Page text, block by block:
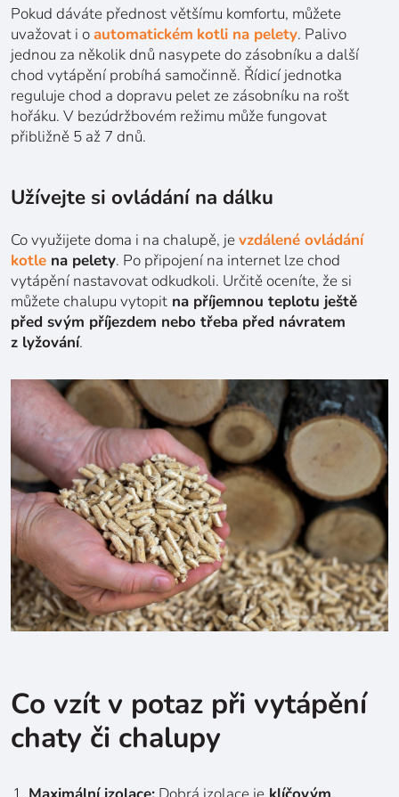
Pokud dáváte přednost většímu komfortu, můžete
uvažovat i oautomatickém kotli na pelety. Palivo
jednou za několik dnů nasypete do zásobníku a další
chod vytápění probíhá samočinně. Řídicí jednotka
reguluje chod a dopravu pelet ze zásobníku na rošt
hořáku. V bezúdržbovém režimu může fungovat
přibližně 5 až 7 dnů.
Užívejte si ovládání na dálku
Co využijete doma i na chalupě, jevzdálené ovládání
kotle na pelety. Po připojení na internet lze chod
vytápění nastavovat odkudkoli. Určitě oceníte, že si
můžete chalupu vytopit na příjemnou teplotu ještě
před svým příjezdem nebo třeba před návratem
z lyžování.
Co vzít v potaz při vytápění
chaty či chalupy